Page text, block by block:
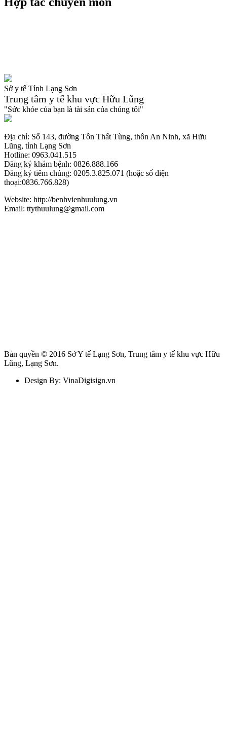
Sở y tế Tỉnh Lạng Sơn
Trung tâm y tế khu vực Hữu Lũng
"Sức khỏe của bạn là tài sản của chúng tôi"
Địa chỉ: Số 143, đường Tôn Thất Tùng, thôn An Ninh, xã Hữu
Lũng, tỉnh Lạng Sơn
Hotline: 0963.041.515
Đăng ký khám bệnh: 0826.888.166
Đăng ký tiêm chủng: 0205.3.825.071 (hoặc số điện
thoại:0836.766.828)
Website: http://benhvienhuulung.vn
Email: ttythuulung@gmail.com
Bản quyền © 2016 Sở Y tế Lạng Sơn, Trung tâm y tế khu vực Hữu
Lũng, Lạng Sơn.
Design By: VinaDigisign.vn